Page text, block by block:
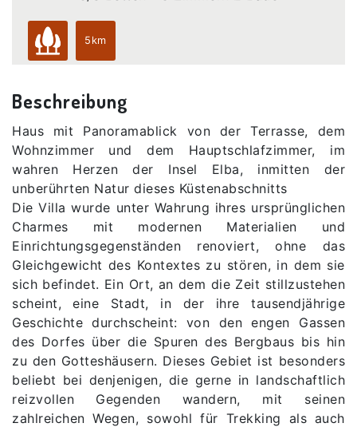
5km
Beschreibung
Haus mit Panoramablick von der Terrasse, dem
Wohnzimmer und dem Hauptschlafzimmer, im
wahren Herzen der Insel Elba, inmitten der
unberührten Natur dieses Küstenabschnitts
Die Villa wurde unter Wahrung ihres ursprünglichen
Charmes mit modernen Materialien und
Einrichtungsgegenständen renoviert, ohne das
Gleichgewicht des Kontextes zu stören, in dem sie
sich befindet. Ein Ort, an dem die Zeit stillzustehen
scheint, eine Stadt, in der ihre tausendjährige
Geschichte durchscheint: von den engen Gassen
des Dorfes über die Spuren des Bergbaus bis hin
zu den Gotteshäusern. Dieses Gebiet ist besonders
beliebt bei denjenigen, die gerne in landschaftlich
reizvollen Gegenden wandern, mit seinen
zahlreichen Wegen, sowohl für Trekking als auch